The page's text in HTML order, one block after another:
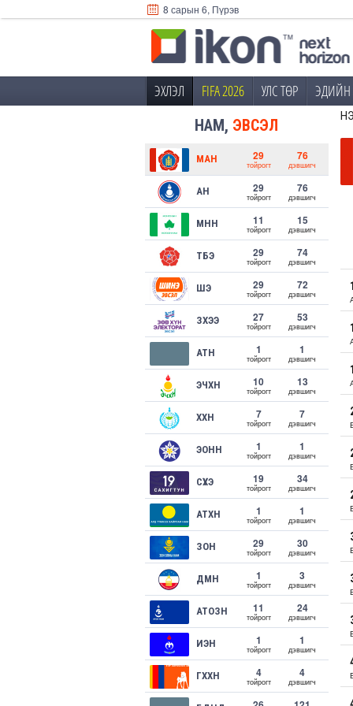
8 сарын 6, Пүрэв
ЭХЛЭЛ FIFA 2026 УЛС ТӨР ЭДИЙН
НАМ, ЭВСЭЛ
МАН 29
тойрогт
76
дэвшигч
АН 29
тойрогт
76
дэвшигч
МНН 11
тойрогт
15
дэвшигч
ТБЭ 29
тойрогт
74
дэвшигч
ШЭ 29
тойрогт
72
дэвшигч
ЗХЭЭ 27
тойрогт
53
дэвшигч
АТН 1
тойрогт
1
дэвшигч
ЭЧХН 10
тойрогт
13
дэвшигч
ХХН 7
тойрогт
7
дэвшигч
ЭОНН 1
тойрогт
1
дэвшигч
СҮХЭ 19
тойрогт
34
дэвшигч
АТХН 1
тойрогт
1
дэвшигч
ЗОН 29
тойрогт
30
дэвшигч
ДМН 1
тойрогт
3
дэвшигч
АТОЗН 11
тойрогт
24
дэвшигч
ИЭН 1
тойрогт
1
дэвшигч
ГХХН 4
тойрогт
4
дэвшигч